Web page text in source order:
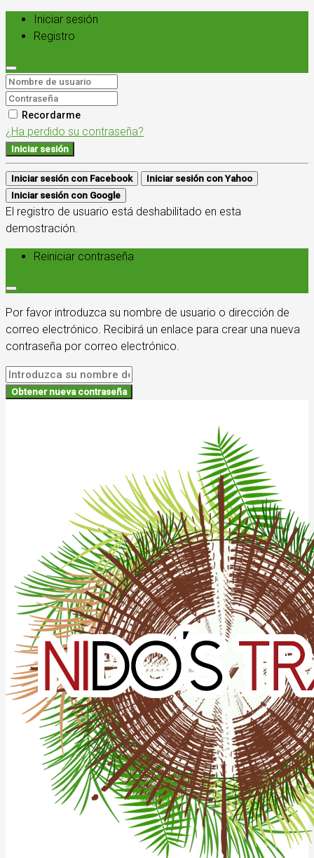
Iniciar sesión
Registro
Recordarme
¿Ha perdido su contraseña?
Iniciar sesión
Iniciar sesión con Facebook
Iniciar sesión con Yahoo
Iniciar sesión con Google
El registro de usuario está deshabilitado en esta
demostración.
Reiniciar contraseña
Por favor introduzca su nombre de usuario o dirección de
correo electrónico. Recibirá un enlace para crear una nueva
contraseña por correo electrónico.
Obtener nueva contraseña